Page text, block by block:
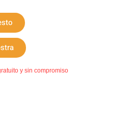
y sin compromiso